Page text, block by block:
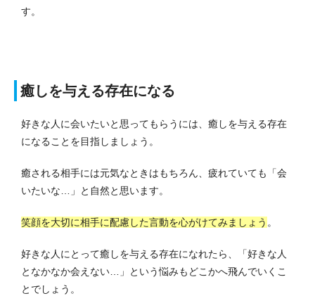
す。
癒しを与える存在になる
好きな人に会いたいと思ってもらうには、癒しを与える存在
になることを目指しましょう。
癒される相手には元気なときはもちろん、疲れていても「会
いたいな…」と自然と思います。
笑顔を大切に相手に配慮した言動を心がけてみましょう 。
好きな人にとって癒しを与える存在になれたら、「好きな人
となかなか会えない…」という悩みもどこかへ飛んでいくこ
とでしょう。